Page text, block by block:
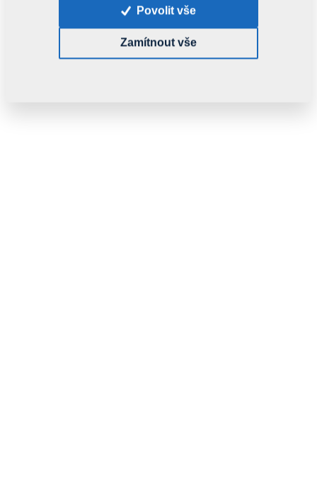
Hmotnost: 0,0530 kg
Povolit vše
Zamítnout vše